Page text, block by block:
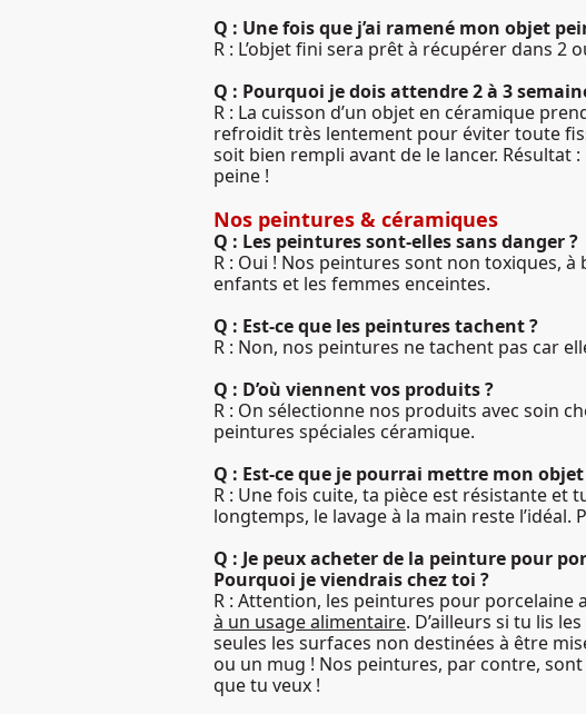
Q : Une fois que j’ai ramené mon objet
R : L’objet fini sera prêt à récupérer dans 2
Q : Pourquoi je dois attendre 2 à 3
R : La cuisson d’un objet en céramique
refroidit très lentement pour éviter toute
soit bien rempli avant de le lancer.
peine !
Nos peintures & céramiques
Q : Les peintures sont-elles sans danger ?
R : Oui ! Nos peintures sont non toxiques,
enfants et les femmes enceintes.
Q : Est-ce que les peintures tachent ?
R : Non, nos peintures ne tachent pas car
Q : D’où viennent vos produits ?
R : On sélectionne nos produits avec soin
peintures spéciales céramique.
Q : Est-ce que je pourrai mettre mon
R : Une fois cuite, ta pièce est résistante et
longtemps, le lavage à la main reste
Q : Je peux acheter de la peinture pour
Pourquoi je viendrais chez toi ?
R : Attention, les peintures pour porcelaine
à un usage alimentaire. D’ailleurs si tu lis
seules les surfaces non destinées à être
ou un mug ! Nos peintures, par contre,
que tu veux !